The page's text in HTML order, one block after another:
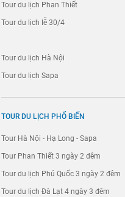
Tour du lịch Phan Thiết
Tour du lịch lễ 30/4
Tour du lịch Hà Nội
Tour du lịch Sapa
TOUR DU LỊCH PHỔ BIẾN
Tour Hà Nội - Hạ Long - Sapa
Tour Phan Thiết 3 ngày 2 đêm
Tour du lịch Phú Quốc 3 ngày 2 đêm
Tour du lịch Đà Lạt 4 ngày 3 đêm